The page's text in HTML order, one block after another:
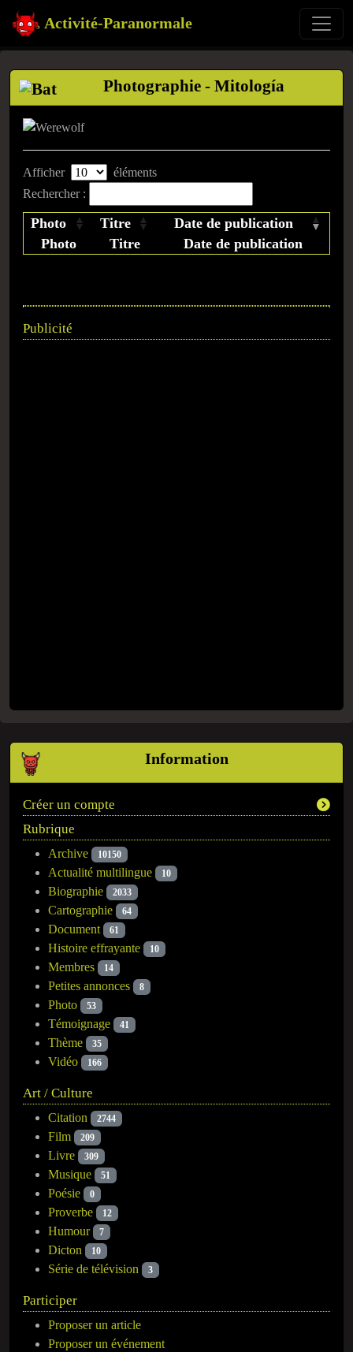
Activité-Paranormale
Information
Créer un compte
Rubrique
Archive 10150
Actualité multilingue 10
Biographie 2033
Cartographie 64
Document 61
Histoire effrayante 10
Membres 14
Petites annonces 8
Photo 53
Témoignage 41
Thème 35
Vidéo 166
Art / Culture
Citation 2744
Film 209
Livre 309
Musique 51
Poésie 0
Proverbe 12
Humour 7
Dicton 10
Série de télévision 3
Participer
Proposer un article
Proposer un événement
Photographie - Mitología
Afficher
éléments
Rechercher :
Photo Titre
Date de publication
Photo
Titre Date de publication
Publicité